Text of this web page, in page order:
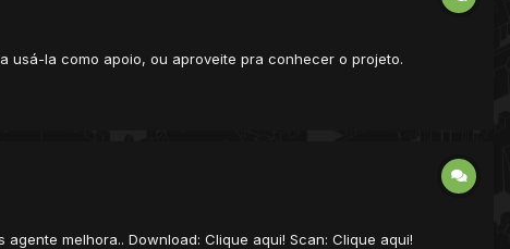
usá-la como apoio, ou aproveite pra conhecer o projeto.
melhora.. Download: Clique aqui! Scan: Clique aqui!